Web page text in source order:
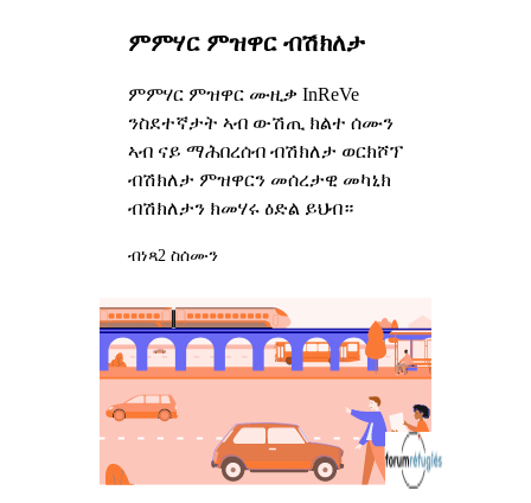
ምምሃር ምዝዋር ብሽክለታ
ምምሃር ምዝዋር ሙዚቃ InReVe
ንስደተኛታት ኣብ ውሽጢ ክልተ ሰሙን
ኣብ ናይ ማሕበረሰብ ብሽክለታ ወርክሾፕ
ብሽክለታ ምዝዋርን መሰረታዊ መካኒክ
ብሽክለታን ክመሃሩ ዕድል ይህብ።
ብነጻ2 ስሰሙን